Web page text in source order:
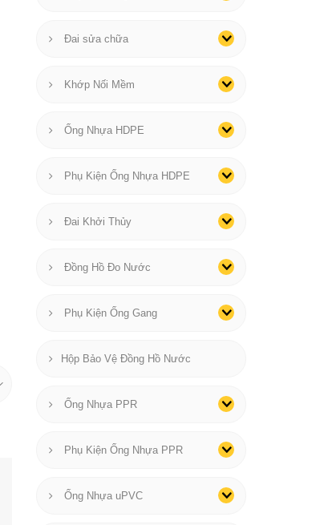
Đai sửa chữa
Khớp Nối Mềm
Ống Nhựa HDPE
Phụ Kiện Ống Nhựa HDPE
Đai Khởi Thủy
Đồng Hồ Đo Nước
Phụ Kiện Ống Gang
Hộp Bảo Vệ Đồng Hồ Nước
Ống Nhựa PPR
Phụ Kiện Ống Nhựa PPR
Ống Nhựa uPVC